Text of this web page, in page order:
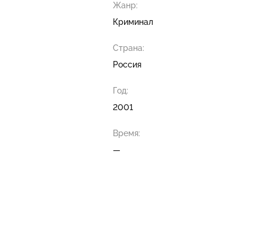
Жанр:
Криминал
Страна:
Россия
Год:
2001
Время:
—